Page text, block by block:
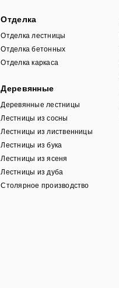
Отделка
Отделка лестницы
Отделка бетонных
Отделка каркаса
Деревянные
Деревянные лестницы
Лестницы из сосны
Лестницы из лиственницы
Лестницы из бука
Лестницы из ясеня
Лестницы из дуба
Столярное производство